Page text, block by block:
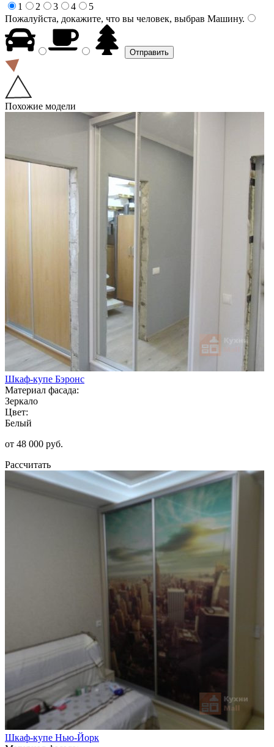
1
2 3 4
5
Пожалуйста, докажите, что вы человек, выбрав Машину.
Похожие модели
Шкаф-купе Бэронс
Материал фасада:
Зеркало
Цвет:
Белый
от 48 000 руб.
Рассчитать
Шкаф-купе Нью-Йорк